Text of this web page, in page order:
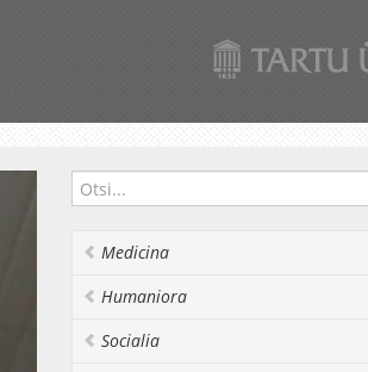
Medicina
Humaniora
Socialia